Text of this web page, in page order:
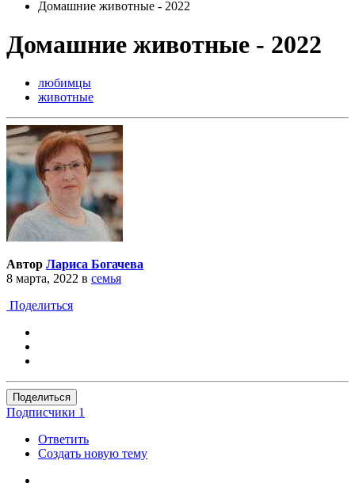
Домашние животные - 2022
Домашние животные - 2022
любимцы
животные
Автор Лариса Богачева
8 марта, 2022 в семья
Поделиться
Поделиться
Подписчики 1
Ответить
Создать новую тему